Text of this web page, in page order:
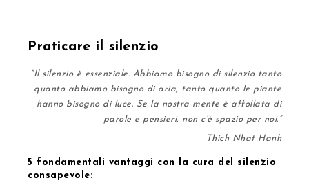
Praticare il silenzio
“Il silenzio è essenziale. Abbiamo bisogno di silenzio tanto
quanto abbiamo bisogno di aria, tanto quanto le piante
hanno bisogno di luce. Se la nostra mente è affollata di
parole e pensieri, non c’è spazio per noi.”
Thich Nhat Hanh
5 fondamentali vantaggi con la cura del silenzio
consapevole: